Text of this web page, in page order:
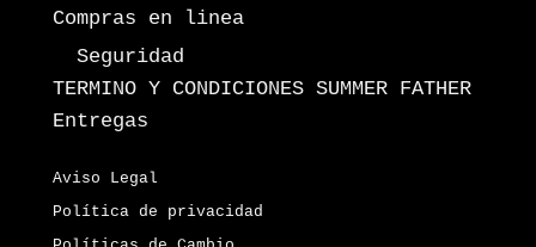
Compras en linea
Seguridad
TERMINO Y CONDICIONES SUMMER FATHER
Entregas
Aviso Legal
Política de privacidad